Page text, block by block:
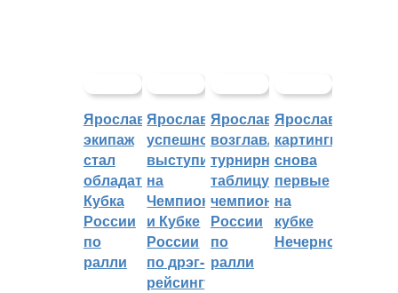
Ярославский
экипаж
стал
обладателем
Кубка
России
по
ралли
Ярославцы
успешно
выступили
на
Чемпионате
и Кубке
России
по дрэг-
рейсингу
Ярославцы
возглавляют
турнирную
таблицу
чемпионата
России
по
ралли
Ярославские
картингисты
снова
первые
на
кубке
Нечерноземья